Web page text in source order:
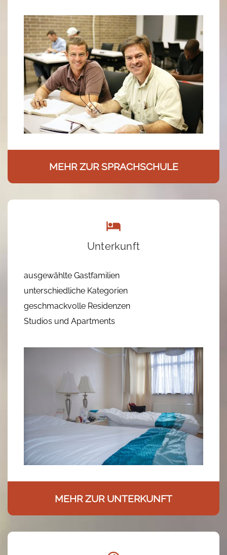
MEHR ZUR SPRACHSCHULE
Unterkunft
ausgewählte Gastfamilien
unterschiedliche Kategorien
geschmackvolle Residenzen
Studios und Apartments
MEHR ZUR UNTERKUNFT